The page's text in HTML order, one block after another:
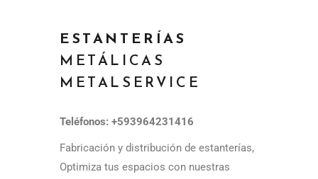
ESTANTERÍAS
METÁLICAS
METALSERVICE
Teléfonos: +593964231416
Fabricación y distribución de estanterías,
Optimiza tus espacios con nuestras